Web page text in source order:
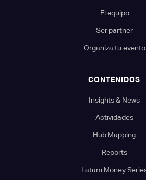
El equipo
Ser partner
Organiza tu evento
CONTENIDOS
Insights & News
Actividades
Hub Mapping
Reports
Latam Money